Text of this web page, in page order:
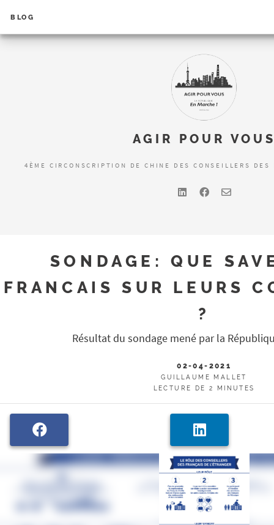
BLOG
AGIR POUR
4ÈME CIRCONSCRIPTION DE CHINE DES CONSEILLERS
SONDAGE: QUE
FRANCAIS SUR LEURS
?
Résultat du sondage mené par la
02-04-2021
GUILLAUME MALLET
LECTURE DE 2 MINUTES